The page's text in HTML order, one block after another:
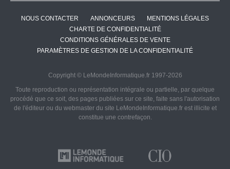
NOUS CONTACTER ANNONCEURS
MENTIONS LÉGALES
CHARTE DE CONFIDENTIALITÉ
CONDITIONS GÉNÉRALES DE VENTE
PARAMÈTRES DE GESTION DE LA CONFIDENTIALITÉ
Copyright © LeMondeInformatique.fr 1997-2026
Toute reproduction ou représentation intégrale ou partielle, par quelque
procédé que ce soit, des pages publiées sur ce site, faite sans l'autorisation
de l'éditeur ou du webmaster du site LeMondeInformatique.fr est illicite et
constitue une contrefaçon.